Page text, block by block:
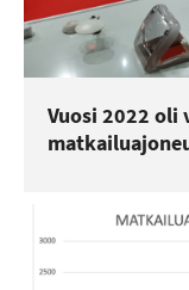
Vuosi 2022 oli